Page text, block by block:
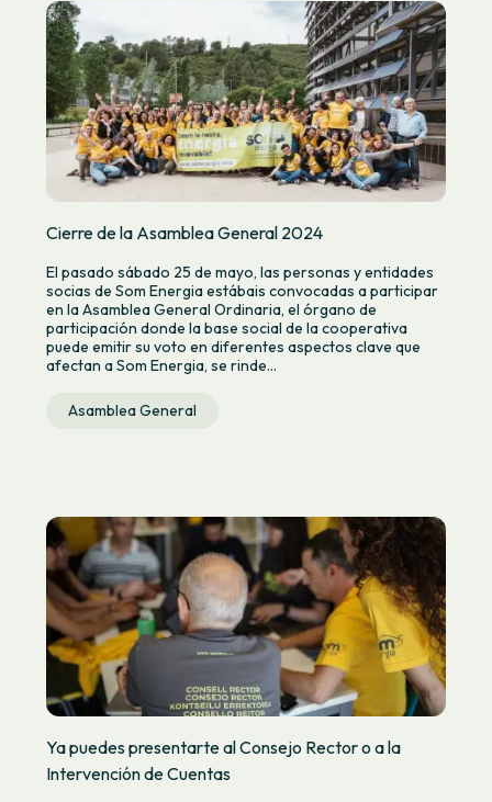
Cierre de la Asamblea General 2024
El pasado sábado 25 de mayo, las personas y entidades
socias de Som Energia estábais convocadas a participar
en la Asamblea General Ordinaria, el órgano de
participación donde la base social de la cooperativa
puede emitir su voto en diferentes aspectos clave que
afectan a Som Energia, se rinde...
Asamblea General
Ya puedes presentarte al Consejo Rector o a la
Intervención de Cuentas